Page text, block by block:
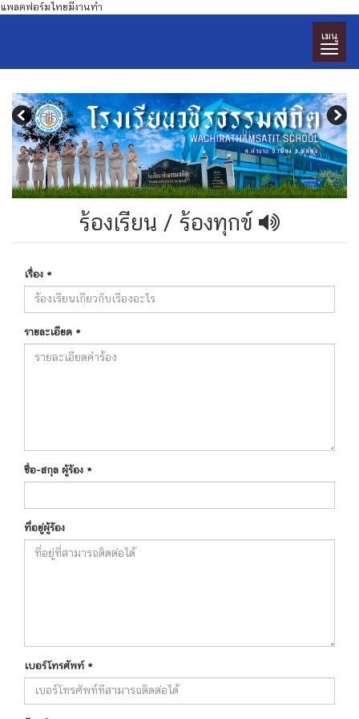
แพลตฟอร์มไทยมีงานทำ
เมนู
ร้องเรียน / ร้องทุกข์
เรื่อง *
รายละเอียด *
ชื่อ-สกุล ผู้ร้อง *
ที่อยู่ผู้ร้อง
เบอร์โทรศัพท์ *